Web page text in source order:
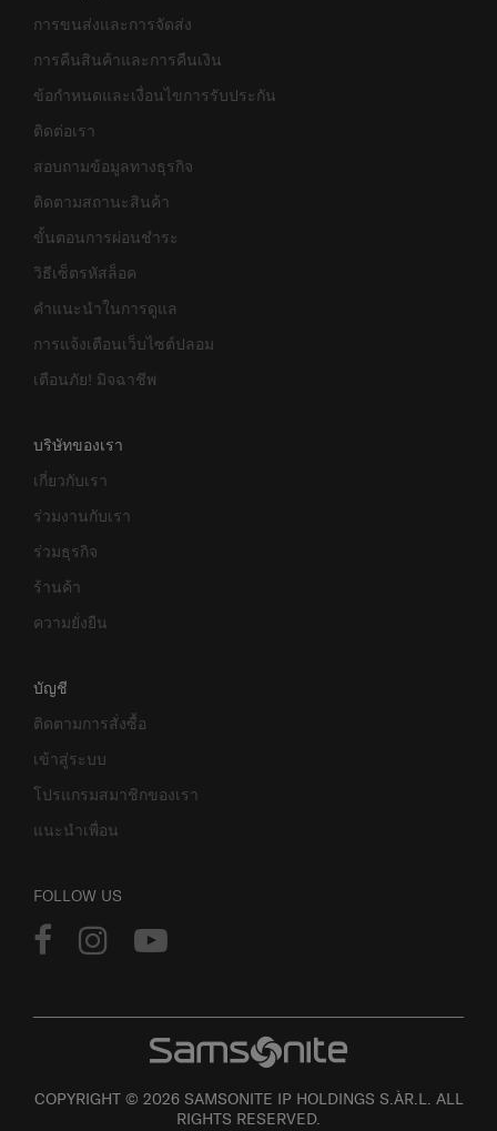
การขนส่งและการจัดส่ง
การคืนสินค้าและการคืนเงิน
ข้อกำหนดและเงื่อนไขการรับประกัน
ติดต่อเรา
สอบถามข้อมูลทางธุรกิจ
ติดตามสถานะสินค้า
ขั้นตอนการผ่อนชำระ
วิธีเซ็ตรหัสล็อค
คำแนะนำในการดูแล
การแจ้งเตือนเว็บไซต์ปลอม
เตือนภัย! มิจฉาชีพ
บริษัทของเรา
เกี่ยวกับเรา
ร่วมงานกับเรา
ร่วมธุรกิจ
ร้านค้า
ความยั่งยืน
บัญชี
ติดตามการสั่งซื้อ
เข้าสู่ระบบ
โปรแกรมสมาชิกของเรา
แนะนำเพื่อน
FOLLOW US
COPYRIGHT © 2026 SAMSONITE IP HOLDINGS S.ÀR.L. ALL
RIGHTS RESERVED.